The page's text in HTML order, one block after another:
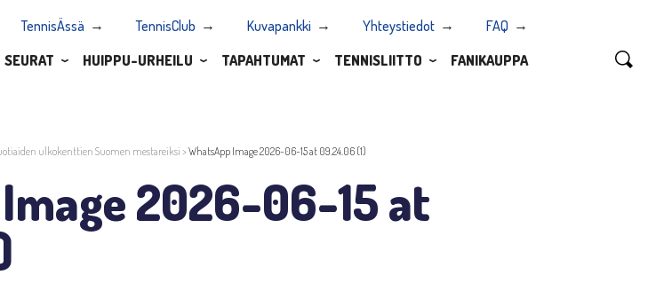
TennisÄssä TennisClub Kuvapankki Yhteystiedot
FAQ
SEURAT HUIPPU-URHEILU TAPAHTUMAT TENNISLIITTO FANIKAUPPA
ulkokenttien Suomen mestareiksi >WhatsApp Image 2026-06-15 at 09.24.06 (1)
2026-06-15 at